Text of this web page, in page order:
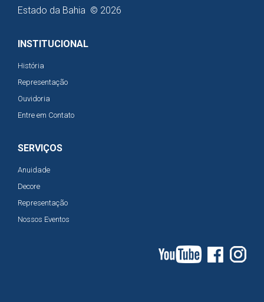
Estado da Bahia © 2026
INSTITUCIONAL
História
Representação
Ouvidoria
Entre em Contato
SERVIÇOS
Anuidade
Decore
Representação
Nossos Eventos